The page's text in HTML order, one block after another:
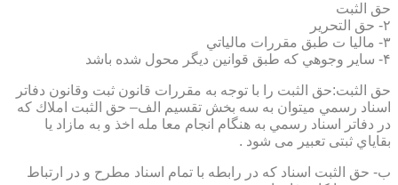
حق الثبت
۲- حق التحرير
۳- ماليا ت طبق مقررات مالياتي
۴- ساير وجوهي كه طبق قوانين ديگر محول شده باشد
حق الثبت:حق الثبت را با توجه به مقررات قانون ثبت وقانون دفاتر
اسناد رسمي ميتوان به سه بخش تقسيم الف– حق الثبت املاك كه
در دفاتر اسناد رسمي به هنگام انجام معا مله اخذ و به مازاد يا
بقاياي ثبتی تعبیر می شود .
ب- حق الثبت اسناد كه در رابطه با تمام اسناد مطرح و در ارتباط